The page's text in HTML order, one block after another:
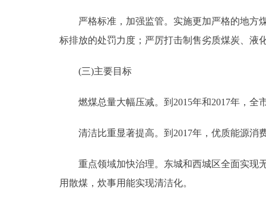
ITALIANO
严格标准，加强监管。实施更加严格的地方煤
标排放的处罚力度；严厉打击制售劣质煤炭、液
(三)主要目标
燃煤总量大幅压减。到2015年和2017年，全
清洁比重显著提高。到2017年，优质能源消
重点领域加快治理。东城和西城区全面实现无
用散煤，炊事用能实现清洁化。